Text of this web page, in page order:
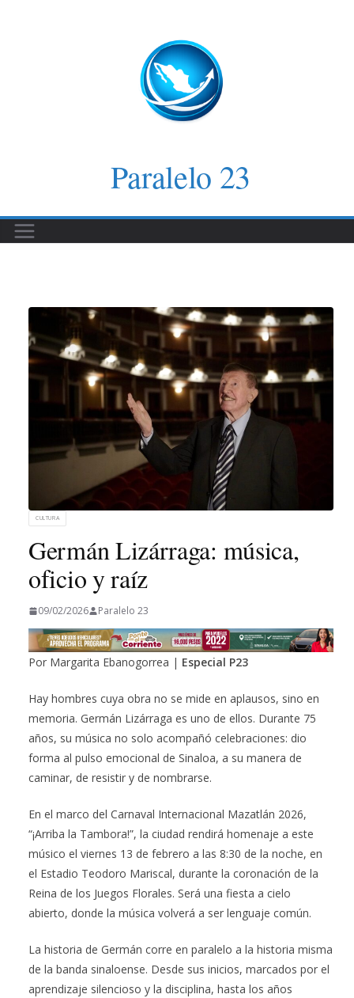
Paralelo 23
CULTURA
Germán Lizárraga: música,
oficio y raíz
09/02/2026 Paralelo 23
Por Margarita Ebanogorrea | Especial P23
Hay hombres cuya obra no se mide en aplausos, sino en
memoria. Germán Lizárraga es uno de ellos. Durante 75
años, su música no solo acompañó celebraciones: dio
forma al pulso emocional de Sinaloa, a su manera de
caminar, de resistir y de nombrarse.
En el marco del Carnaval Internacional Mazatlán 2026,
“¡Arriba la Tambora!”, la ciudad rendirá homenaje a este
músico el viernes 13 de febrero a las 8:30 de la noche, en
el Estadio Teodoro Mariscal, durante la coronación de la
Reina de los Juegos Florales. Será una fiesta a cielo
abierto, donde la música volverá a ser lenguaje común.
La historia de Germán corre en paralelo a la historia misma
de la banda sinaloense. Desde sus inicios, marcados por el
aprendizaje silencioso y la disciplina, hasta los años